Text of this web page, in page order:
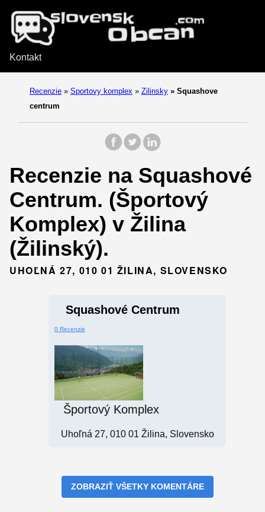
Kontakt
Recenzie » Sportovy komplex » Zilinsky » Squashove
centrum
Recenzie na Squashové
Centrum. (Športový
Komplex) v Žilina
(Žilinský).
UHOĽNÁ 27, 010 01 ŽILINA, SLOVENSKO
Squashové Centrum
0 Recenzie
Športový Komplex
Uhoľná 27, 010 01 Žilina, Slovensko
ZOBRAZIŤ VŠETKY KOMENTÁRE